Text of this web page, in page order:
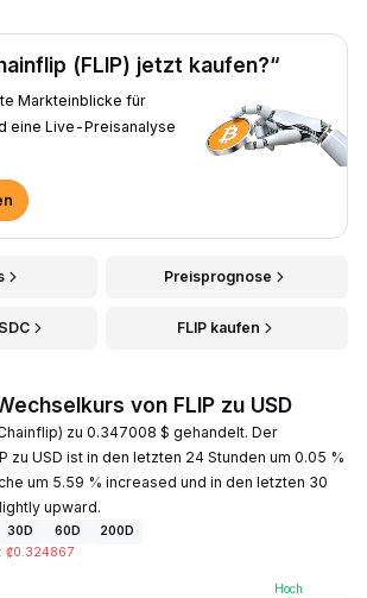
(FLIP) jetzt kaufen?“
Markteinblicke für
eine Live-Preisanalyse
Preisprognose
FLIP kaufen
von FLIP zu USD
zu 0.347008 $ gehandelt. Der
zu USD ist in den letzten 24 Stunden um 0.05 %
um 5.59 % increased und in den letzten 30
upward.
30D 60D
200D
: ₡0.324867